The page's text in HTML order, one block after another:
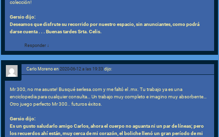
colección!
Gersio dijo:
Deseamos que disfrute su recorrido por nuestro espacio, sin anunciantes, como podrá
darse cuenta . . . Buenas tardes Srta. Celis.
Responder ↓
Carlo Moreno en2020-06-12 a las 19:33 dijo:
Mr 300, no me asuste! Busqué serlesa.com y me faltó el .mx. Tu trabajo ya es una
enciclopedia para cualquier consulta… Un trabajo muy completo e imagino muy absorbente…
Otro juego perfecto Mr 300.. futuros éxitos.
Gersio dijo:
Es un gusto saludarlo amigo Carlos, ahora el cuerpo no aguanta ni un par de líneas; pero
los recuerdos ahí están, muy cerca de mi corazón, el boliche llenó un gran período de mi